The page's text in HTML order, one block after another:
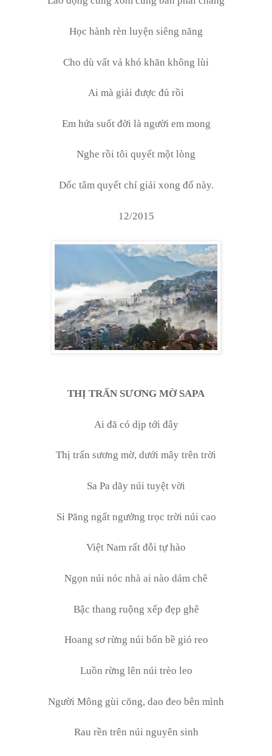
Học hành rèn luyện siêng năng
Cho dù vất vả khó khăn không lùi
Ai mà giải được đủ rồi
Em hứa suốt đời là người em mong
Nghe rồi tôi quyết một lòng
Dốc tâm quyết chí giải xong đố này.
12/2015
THỊ TRẤN SƯƠNG MỜ SAPA
Ai đã có dịp tới đây
Thị trấn sương mờ, dưới mây trên trời
Sa Pa dãy núi tuyệt vời
Si Păng ngất ngưởng trọc trời núi cao
Việt Nam rất đỗi tự hào
Ngọn núi nóc nhà ai nào dám chê
Bậc thang ruộng xếp đẹp ghê
Hoang sơ rừng núi bốn bề gió reo
Luồn rừng lên núi trèo leo
Người Mông gùi cõng, dao đeo bên mình
Rau rền trên núi nguyên sinh